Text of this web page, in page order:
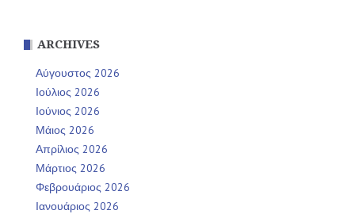
ARCHIVES
Αύγουστος 2026
Ιούλιος 2026
Ιούνιος 2026
Μάιος 2026
Απρίλιος 2026
Μάρτιος 2026
Φεβρουάριος 2026
Ιανουάριος 2026